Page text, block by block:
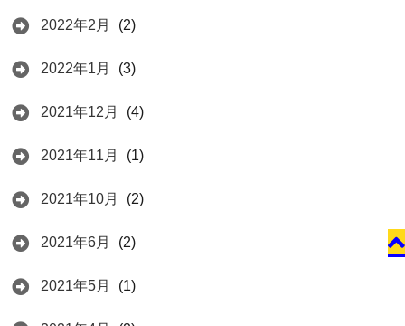
2022年2月 (2)
2022年1月 (3)
2021年12月 (4)
2021年11月 (1)
2021年10月 (2)
2021年6月 (2)
2021年5月 (1)